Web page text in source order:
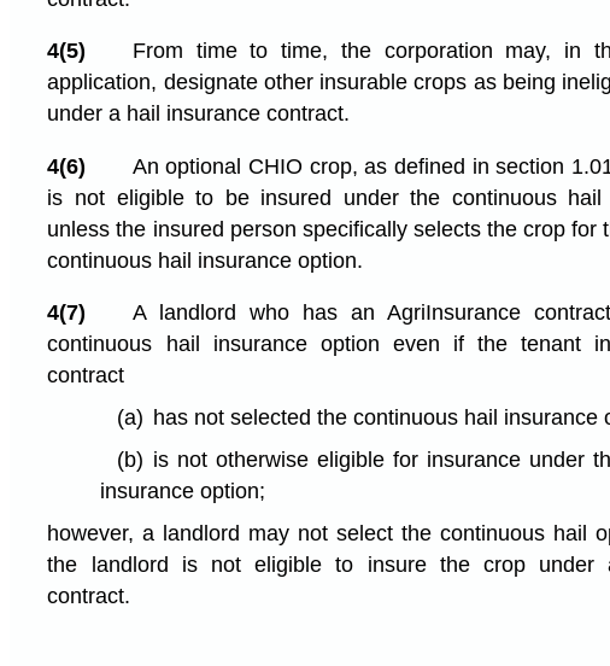
4(5)
From time to time, the corporation may, in
application, designate other insurable crops as being
under a hail insurance contract.
4(6)
An optional CHIO crop, as defined in section
is not eligible to be insured under the continuous hail
unless the insured person specifically selects the crop for
continuous hail insurance option.
4(7)
A landlord who has an AgriInsurance
continuous hail insurance option even if the tenant
contract
(a) has not selected the continuous hail insurance
(b) is not otherwise eligible for insurance under
insurance option;
however, a landlord may not select the continuous hail
the landlord is not eligible to insure the crop under
contract.